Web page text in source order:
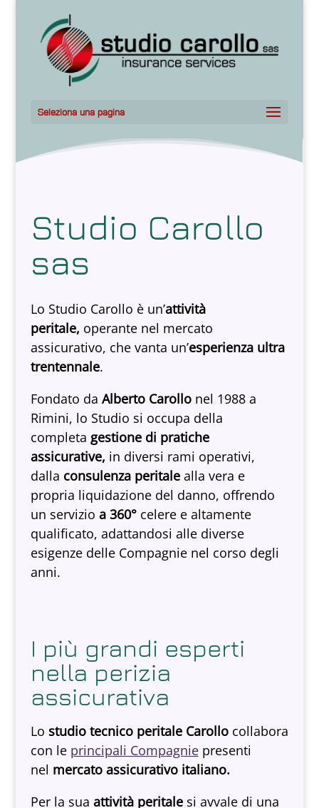
Seleziona una pagina
Studio Carollo
sas
Lo Studio Carollo è un’attività
peritale, operante nel mercato
assicurativo, che vanta un’esperienza ultra
trentennale.
Fondato da Alberto Carollonel 1988 a
Rimini, lo Studio si occupa della
completa gestione di pratiche
assicurative, in diversi rami operativi,
dalla consulenza peritalealla vera e
propria liquidazione del danno, offrendo
un servizio a 360° celere e altamente
qualificato, adattandosi alle diverse
esigenze delle Compagnie nel corso degli
anni.
I più grandi esperti
nella perizia
assicurativa
Lo studio tecnico peritale Carollo collabora
con le principali Compagniepresenti
nel mercato assicurativo italiano.
Per la sua attività peritale si avvale di una